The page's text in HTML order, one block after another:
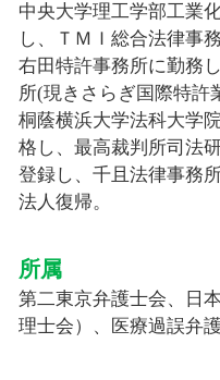
中央大学理工学部工業
し、ＴＭＩ総合法律事
右田特許事務所に勤務
所(現きさらぎ国際特許
桐蔭横浜大学法科大学
格し、最高裁判所司法
登録し、千且法律事務
法人復帰。
所属
第二東京弁護士会、日
理士会）、医療過誤弁